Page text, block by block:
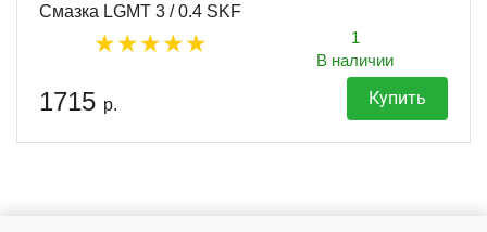
Смазка LGMT 3 / 0.4 SKF
1
В наличии
1715 р. Купить